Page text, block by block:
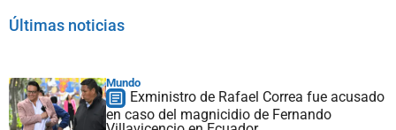
Últimas noticias
Mundo
Exministro de Rafael Correa fue acusado
en caso del magnicidio de Fernando